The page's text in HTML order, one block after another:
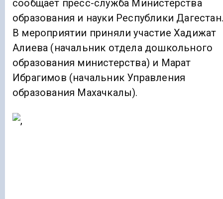
сообщает пресс-служба Министерства
образования и науки Республики
В мероприятии приняли участие Хадижат
Алиева (начальник отдела дошкольного
образования министерства) и Марат
Ибрагимов (начальник Управления
образования Махачкалы).